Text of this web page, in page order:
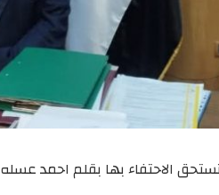
الاحتفاء بها بقلم احمد عسله